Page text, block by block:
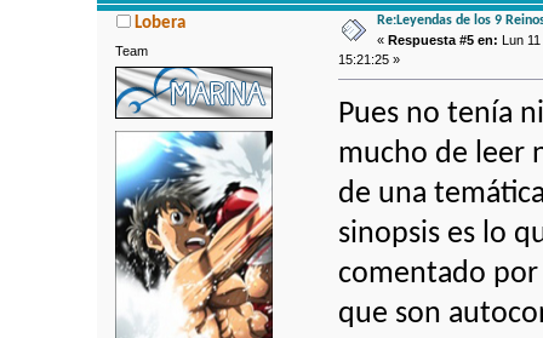
Lobera
Team
Re:Leyendas de los 9
«Respuesta #5 en: Lun
15:21:25 »
Pues no tenía
mucho de leer
de una
sinopsis es lo
comentado por
que son